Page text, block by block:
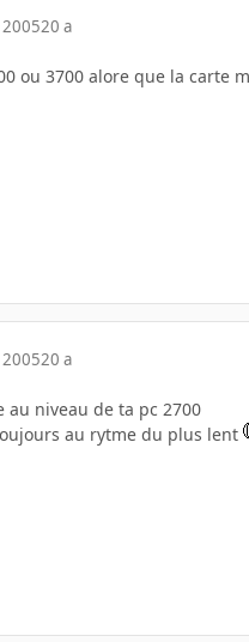
20 a
ou 3700 alore que la carte
20 a
au niveau de ta pc 2700
au rytme du plus lent